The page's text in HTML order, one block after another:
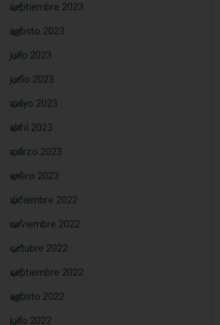
septiembre 2023
agosto 2023
julio 2023
junio 2023
mayo 2023
abril 2023
marzo 2023
enero 2023
diciembre 2022
noviembre 2022
octubre 2022
septiembre 2022
agosto 2022
julio 2022